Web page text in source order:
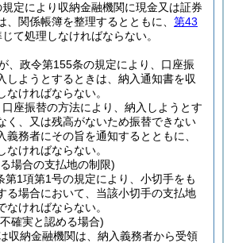
規定により収納金融機関に現金又は証券
、関係帳簿を整理するとともに、 第43
て処理しなければならない。
、政令第155条の規定により、口座振
しようとするときは、納入通知書を収
ければならない。
座振替の方法により、納入しようとす
く、又は残高がないため振替できない
義務者にその旨を通知するとともに、
ければならない。
場合の支払地の制限)
第1項第1号の規定により、小切手をも
る場合において、当該小切手の支払地
なければならない。
確実と認める場合)
収納金融機関は、納入義務者から受領